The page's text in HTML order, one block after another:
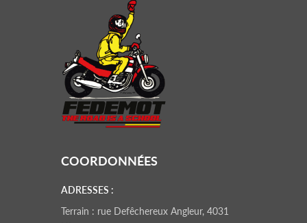
COORDONNÉES
ADRESSES :
Terrain : rue Defêchereux Angleur, 4031